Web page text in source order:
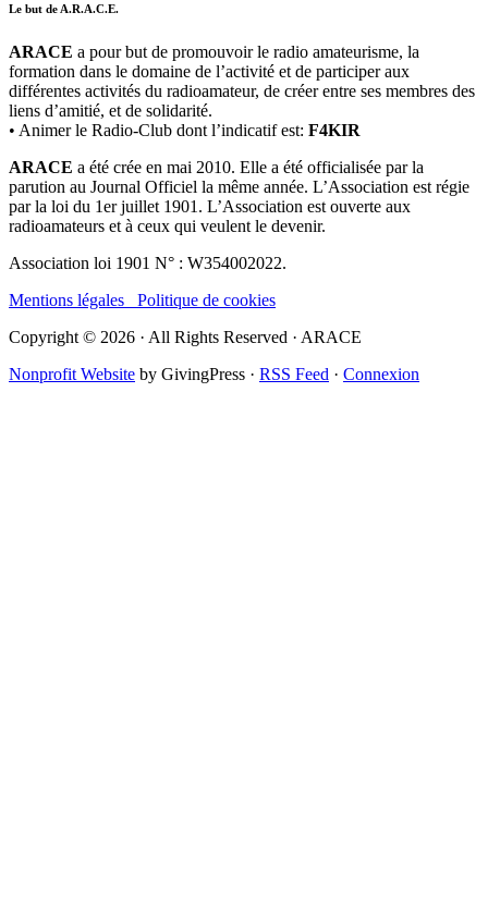
Le but de A.R.A.C.E.
ARACE a pour but de promouvoir le radio amateurisme, la
formation dans le domaine de l’activité et de participer aux
différentes activités du radioamateur, de créer entre ses membres des
liens d’amitié, et de solidarité.
• Animer le Radio-Club dont l’indicatif est: F4KIR
ARACE a été crée en mai 2010. Elle a été officialisée par la
parution au Journal Officiel la même année. L’Association est régie
par la loi du 1er juillet 1901. L’Association est ouverte aux
radioamateurs et à ceux qui veulent le devenir.
Association loi 1901 N° : W354002022.
Mentions légales Politique de cookies
Copyright © 2026 · All Rights Reserved · ARACE
Nonprofit Website by GivingPress · RSS Feed · Connexion